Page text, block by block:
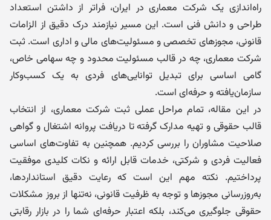
راه‌اندازی یک شرکت معماری در ایران، فراتر از داشتن استعداد
طراحی و دانش فنی است. این مسیر نیازمند درک دقیق از الزامات
قانونی، مجوزهای تخصصی و مسئولیت‌های مالی و اداری است. ثبت
شرکت معماری، چه در قالب مسئولیت محدود و چه سهامی خاص،
گامی اساسی برای تبدیل توانایی‌های فردی به یک کسب‌وکار
سازمان‌یافته و حرفه‌ای است.
در این مقاله، تمام مراحل عملی ثبت شرکت معماری، از انتخاب
قالب حقوقی و تهیه مدارک گرفته تا دریافت پروانه اشتغال و گواهی
صلاحیت مشاوران را بررسی کردیم. همچنین به تفاوت‌های اساسی
فعالیت فردی و شرکتی، خدمات قابل ارائه و نکات کلیدی موفقیت
پرداختیم. نکته مهم این است که رعایت دقیق استانداردها،
به‌روزرسانی مجوزها و توجه به ظرفیت قانونی، نه‌تنها از بروز مشکلات
حقوقی جلوگیری می‌کند، بلکه اعتبار حرفه‌ای شما را در بازار رقابتی